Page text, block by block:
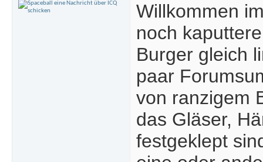
Willkommen
noch
Burger gleich
paar
von ranzigem
das Gläser,
festgeklept